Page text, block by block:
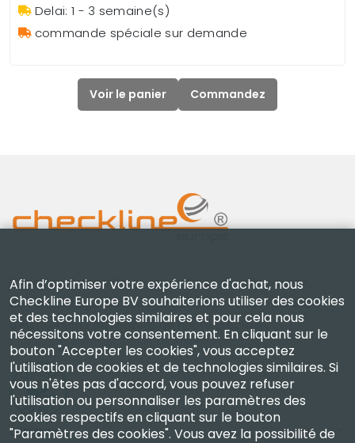
Delai: 1 - 3 semaine(s)
commande spéciale sur demande
Voir le panier Commandez
Checkline Europe B.V. — spécialistes de la fourniture,
de l'étalonnage, de la certification et de la réparation
d'instruments de mesure de haute précision.
Entreprise
Afin d’optimiser votre expérience d'achat, nous
Checkline Europe BV souhaiterions utiliser des cookies
et des technologies similaires et pour cela nous
nécessitons votre consentement. En cliquant sur le
bouton "Accepter les cookies", vous acceptez
l'utilisation de cookies et de technologies similaires. Si
vous n'êtes pas d'accord, vous pouvez refuser
l'utilisation ou personnaliser les paramètres des
cookies respectifs en cliquant sur le bouton
"Paramètres des cookies". Vous avez la possibilité de